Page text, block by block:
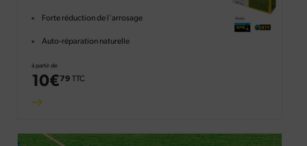
Forte réduction de l'arrosage
Auto-réparation naturelle
à partir de
10€79 TTC